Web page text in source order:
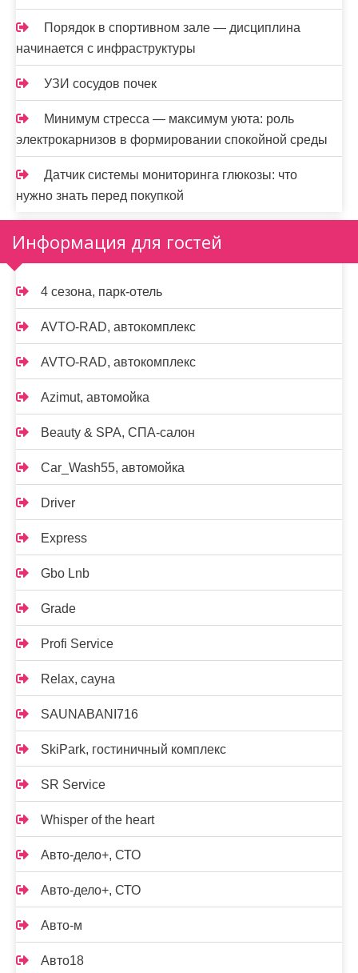
Порядок в спортивном зале — дисциплина
начинается с инфраструктуры
УЗИ сосудов почек
Минимум стресса — максимум уюта: роль
электрокарнизов в формировании спокойной среды
Датчик системы мониторинга глюкозы: что
нужно знать перед покупкой
Информация для гостей
4 сезона, парк-отель
AVTO-RAD, автокомплекс
AVTO-RAD, автокомплекс
Azimut, автомойка
Beauty & SPA, СПА-салон
Car_Wash55, автомойка
Driver
Express
Gbo Lnb
Grade
Profi Service
Relax, сауна
SAUNABANI716
SkiPark, гостиничный комплекс
SR Service
Whisper of the heart
Авто-дело+, СТО
Авто-дело+, СТО
Авто-м
Авто18